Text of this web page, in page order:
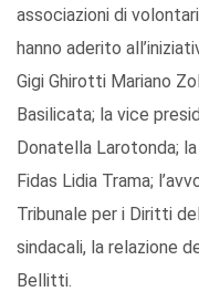
associazioni di
hanno aderito
Gigi Ghirotti Mariano
Basilicata; la vice
Donatella Larotonda;
Fidas Lidia Trama;
Tribunale per i Diritti
sindacali, la relazione
Bellitti.